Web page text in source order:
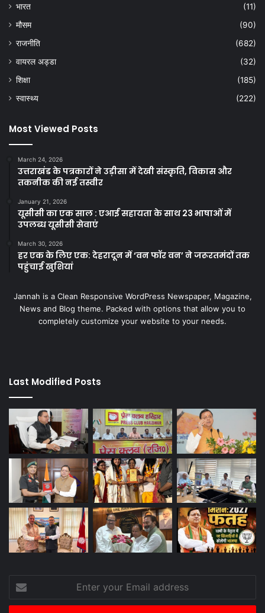
भारत
(11)
मौसम
(90)
राजनीति
(682)
वायरल अड्डा
(32)
शिक्षा
(185)
स्वास्थ्य
(222)
Most Viewed Posts
March 24, 2026
उत्तराखंड के पत्रकारों ने उड़ीसा में देखी संस्कृति, विकास और
तकनीक की नई तस्वीर
January 21, 2026
यूसीसी का एक साल : एआई सहायता के साथ 23 भाषाओं में
उपलब्ध यूसीसी सेवाएं
March 30, 2026
हर एक के लिए एक: देहरादून में ‘वन फॉर वन’ ने जरूरतमंदों तक
पहुंचाई खुशियां
Jannah is a Clean Responsive WordPress Newspaper, Magazine,
News and Blog theme. Packed with options that allow you to
completely customize your website to your needs.
Last Modified Posts
your
Email